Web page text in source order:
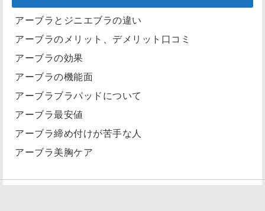
アーブラとジニエブラの違い
アーブラのメリット、デメリット口コミ
アーブラの効果
アーブラの機能面
アーブラブラパッドについて
アーブラ最安値
アーブラ締め付けが苦手な人
アーブラ美胸ケア